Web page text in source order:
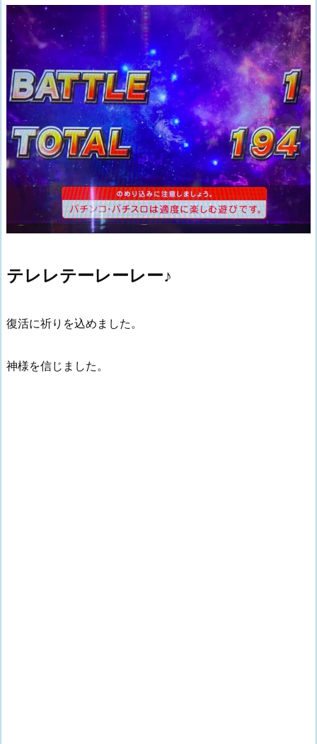
テレレテーレーレー♪
復活に祈りを込めました。
神様を信じました。